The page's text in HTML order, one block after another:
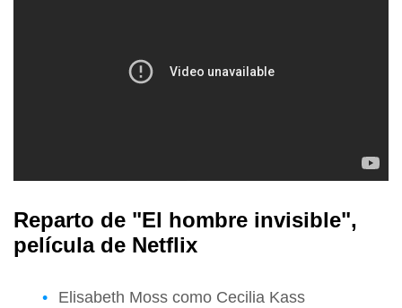
Reparto de "El hombre invisible",
película de Netflix
Elisabeth Moss como Cecilia Kass